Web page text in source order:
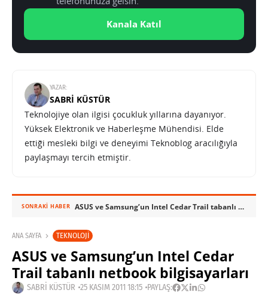
Kanala Katıl
YAZAR:
SABRI KÜSTÜR
Teknolojiye olan ilgisi çocukluk yıllarına dayanıyor.
Yüksek Elektronik ve Haberleşme Mühendisi. Elde
ettiği mesleki bilgi ve deneyimi Teknoblog aracılığıyla
paylaşmayı tercih etmiştir.
SONRAKI HABER ASUS ve Samsung’un Intel Cedar Trail tabanlı netbook bilgisayarları
ANA SAYFA TEKNOLOJI
ASUS ve Samsung’un Intel Cedar
Trail tabanlı netbook bilgisayarları
SABRI KÜSTÜR 25 KASIM 2011 18:15 PAYLAŞ: